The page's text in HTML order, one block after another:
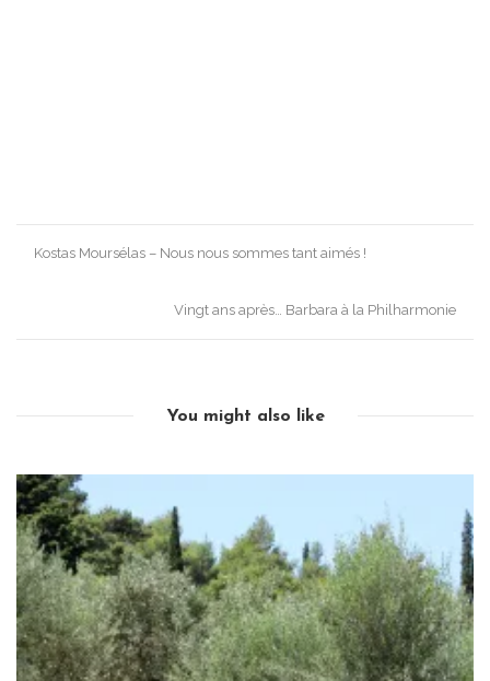
Post
Kostas Moursélas – Nous nous sommes tant aimés !
Vingt ans après… Barbara à la Philharmonie
You might also like